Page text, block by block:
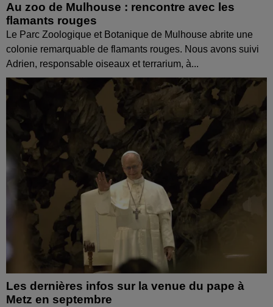
Au zoo de Mulhouse : rencontre avec les
flamants rouges
Le Parc Zoologique et Botanique de Mulhouse abrite une
colonie remarquable de flamants rouges. Nous avons suivi
Adrien, responsable oiseaux et terrarium, à...
Les dernières infos sur la venue du pape à
Metz en septembre